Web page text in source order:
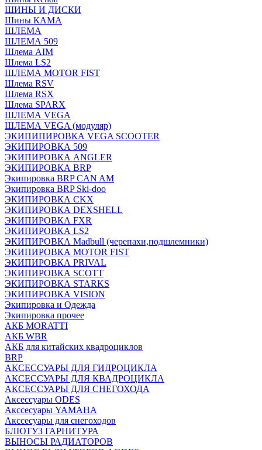
ШИНЫ И ДИСКИ
Шины КАМА
ШЛЕМА
ШЛЕМА 509
Шлема AIM
Шлема LS2
ШЛЕМА MOTOR FIST
Шлема RSV
Шлема RSX
Шлема SPARX
ШЛЕМА VEGA
ШЛЕМА VEGA (модуляр)
ЭКИПИПИРОВКА VEGA SCOOTER
ЭКИПИРОВКА 509
ЭКИПИРОВКА ANGLER
ЭКИПИРОВКА BRP
Экипировка BRP CAN AM
Экипировка BRP Ski-doo
ЭКИПИРОВКА CKX
ЭКИПИРОВКА DEXSHELL
ЭКИПИРОВКА FXR
ЭКИПИРОВКА LS2
ЭКИПИРОВКА Madbull (черепахи,подшлемники)
ЭКИПИРОВКА MOTOR FIST
ЭКИПИРОВКА PRIVAL
ЭКИПИРОВКА SCOTT
ЭКИПИРОВКА STARKS
ЭКИПИРОВКА VISION
Экипировка и Одежда
Экипировка прочее
АКБ MORATTI
АКБ WBR
АКБ для китайских квадроциклов
BRP
АКСЕССУАРЫ ДЛЯ ГИДРОЦИКЛА
АКСЕССУАРЫ ДЛЯ КВАДРОЦИКЛА
АКСЕССУАРЫ ДЛЯ СНЕГОХОДА
Аксессуары ODES
Акссесуары YAMAHA
Акссесуары для снегоходов
БЛЮТУЗ ГАРНИТУРА
ВЫНОСЫ РАДИАТОРОВ